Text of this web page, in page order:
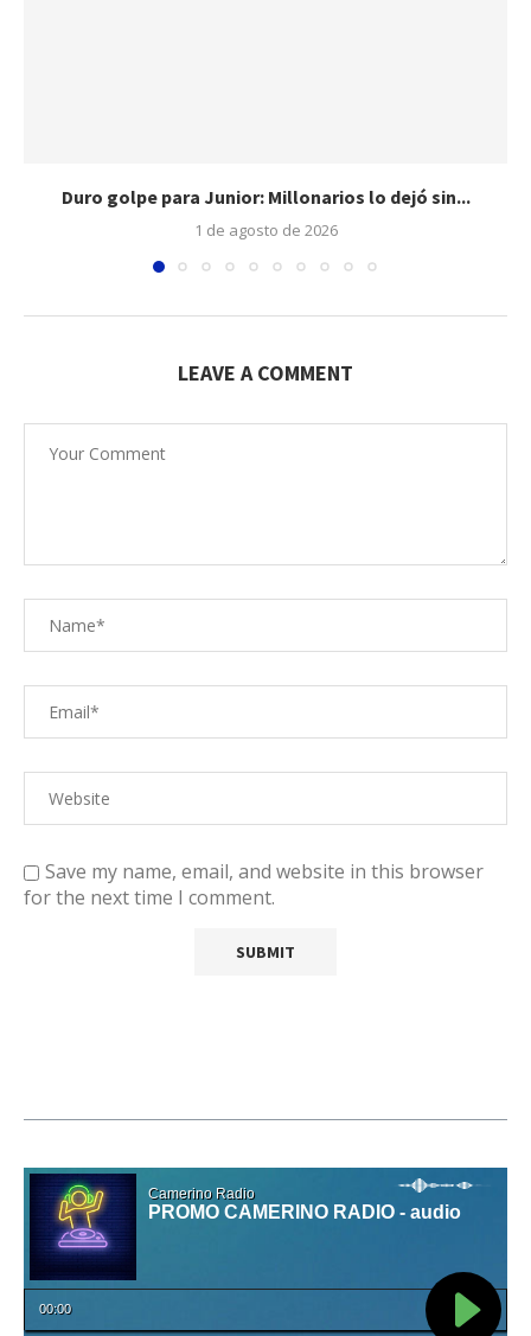
Duro golpe para Junior: Millonarios lo dejó sin...
1 de agosto de 2026
LEAVE A COMMENT
Save my name, email, and website in this browser
for the next time I comment.